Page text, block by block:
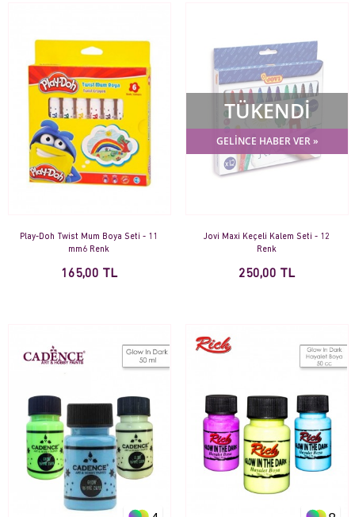
Play-Doh Twist Mum Boya Seti - 11
mm6 Renk
165,00 TL
TÜKENDİ
GELİNCE HABER VER »
Jovi Maxi Keçeli Kalem Seti - 12
Renk
250,00 TL